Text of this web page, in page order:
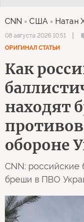
CNN США Натан
08 августа 2026 10:51
ОРИГИНАЛ СТАТЬИ
Как
находят
обороне
CNN: российские
бреши в ПВО